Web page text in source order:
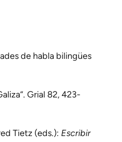
de habla bilingües
Grial 82, 423-
Tietz (eds.): Escribir